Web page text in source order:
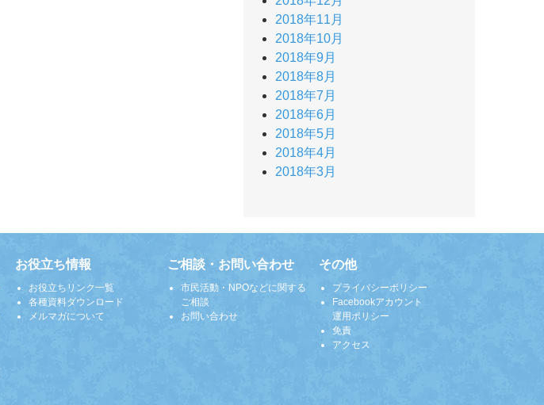
2018年11月
2018年10月
2018年9月
2018年8月
2018年7月
2018年6月
2018年5月
2018年4月
2018年3月
お役立ち情報
お役立ちリンク一覧
各種資料ダウンロード
メルマガについて
ご相談・お問い合わせ
市民活動・NPOなどに関する
ご相談
お問い合わせ
その他
プライバシーポリシー
Facebookアカウント
運用ポリシー
免責
アクセス